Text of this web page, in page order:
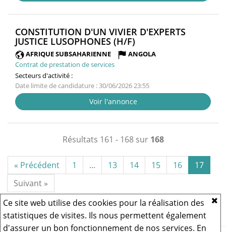
Ce site web utilise des cookies pour la réalisation des
statistiques de visites. Ils nous permettent également
d'assurer un bon fonctionnement de nos services. En
CONSTITUTION D'UN VIVIER D'EXPERTS
JUSTICE LUSOPHONES (H/F)
FENÊTRE)
AFRIQUE SUBSAHARIENNE
ANGOLA
Contrat de prestation de services
Secteurs d'activité :
Date limite de candidature : 30/06/2026 23:55
Voir l'annonce
Résultats 161 - 168 sur 168
« Précédent 1 ... 13 14 15 16
17
Suivant »